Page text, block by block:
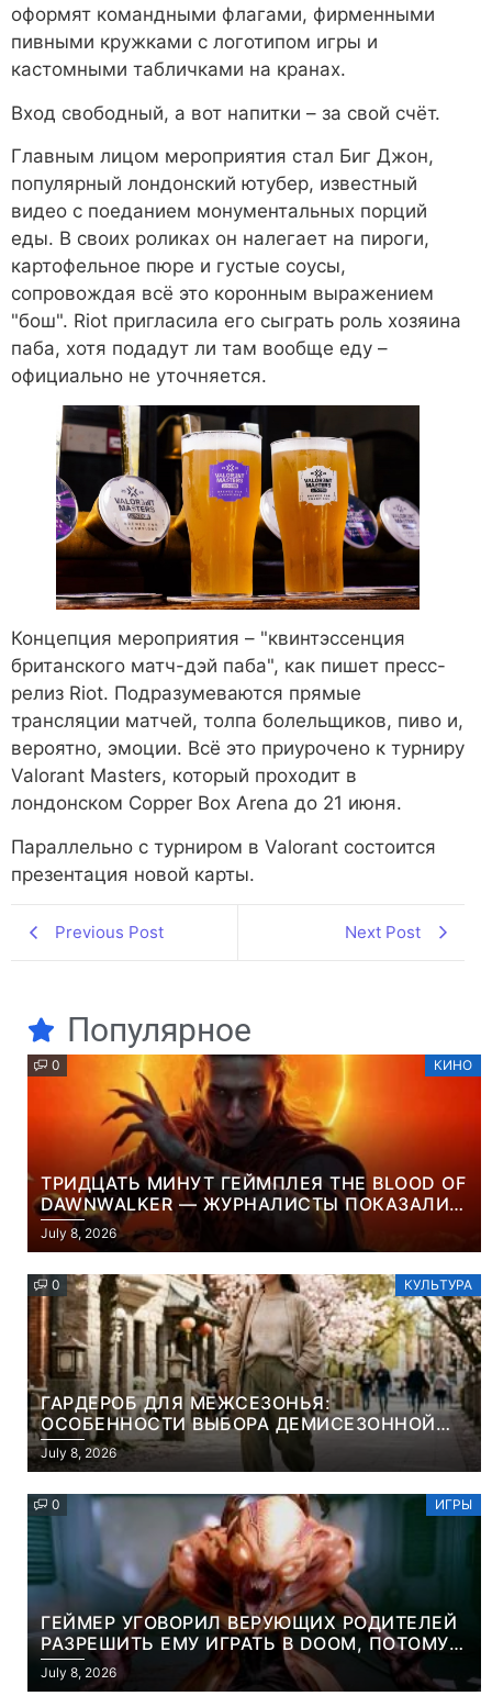
оформят командными флагами, фирменными
пивными кружками с логотипом игры и
кастомными табличками на кранах.
Вход свободный, а вот напитки – за свой счёт.
Главным лицом мероприятия стал Биг Джон,
популярный лондонский ютубер, известный
видео с поеданием монументальных порций
еды. В своих роликах он налегает на пироги,
картофельное пюре и густые соусы,
сопровождая всё это коронным выражением
"бош". Riot пригласила его сыграть роль хозяина
паба, хотя подадут ли там вообще еду –
официально не уточняется.
Концепция мероприятия – "квинтэссенция
британского матч-дэй паба", как пишет пресс-
релиз Riot. Подразумеваются прямые
трансляции матчей, толпа болельщиков, пиво и,
вероятно, эмоции. Всё это приурочено к турниру
Valorant Masters, который проходит в
лондонском Copper Box Arena до 21 июня.
Параллельно с турниром в Valorant состоится
презентация новой карты.
Previous Post Next Post
Популярное
0 КИНО
ТРИДЦАТЬ МИНУТ ГЕЙМПЛЕЯ THE BLOOD OF
DAWNWALKER — ЖУРНАЛИСТЫ ПОКАЗАЛИ
НАЧАЛО НОВОЙ ИГРЫ ОТ ВЕТЕРАНОВ CD
PROJEKT RED
July 8, 2026
0 КУЛЬТУРА
ГАРДЕРОБ ДЛЯ МЕЖСЕЗОНЬЯ:
ОСОБЕННОСТИ ВЫБОРА ДЕМИСЕЗОННОЙ
ПАРКИ И ЭЛЕГАНТНОГО ЖЕНСКОГО ПЛАЩА
July 8, 2026
0 ИГРЫ
ГЕЙМЕР УГОВОРИЛ ВЕРУЮЩИХ РОДИТЕЛЕЙ
РАЗРЕШИТЬ ЕМУ ИГРАТЬ В DOOM, ПОТОМУ
ЧТО ЭТО ХРИСТИАНСКАЯ ИГРА ПРО
УБИЙСТВО ДЕМОНОВ
July 8, 2026